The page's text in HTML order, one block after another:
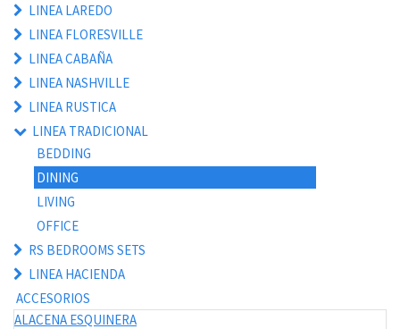
LINEA LAREDO
LINEA FLORESVILLE
LINEA CABAÑA
LINEA NASHVILLE
LINEA RUSTICA
LINEA TRADICIONAL
BEDDING
DINING
LIVING
OFFICE
RS BEDROOMS SETS
LINEA HACIENDA
ACCESORIOS
ALACENA ESQUINERA